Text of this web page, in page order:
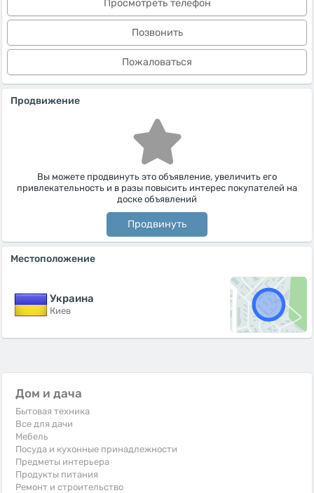
Просмотреть телефон
Позвонить
Пожаловаться
Продвижение
Вы можете продвинуть это объявление, увеличить его
привлекательность и в разы повысить интерес покупателей на
доске объявлений
Продвинуть
Местоположение
Украина
Киев
Дом и дача
Бытовая техника
Все для дачи
Мебель
Посуда и кухонные принадлежности
Предметы интерьера
Продукты питания
Ремонт и строительство